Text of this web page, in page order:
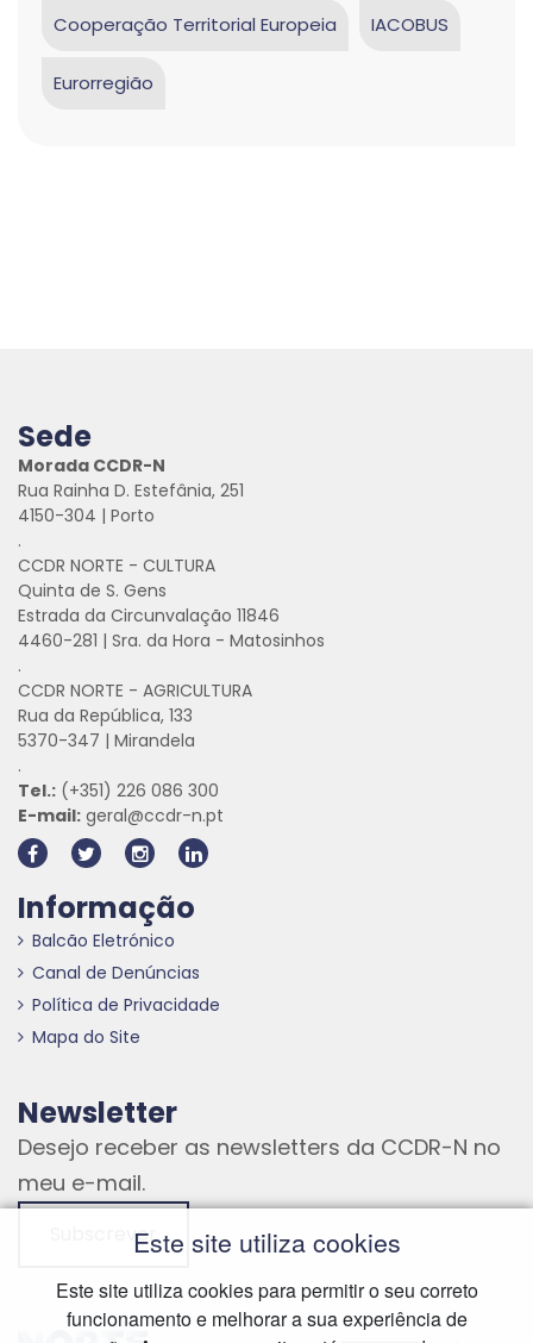
Cooperação Territorial Europeia IACOBUS
Eurorregião
Sede
Morada CCDR-N
Rua Rainha D. Estefânia, 251
4150-304 | Porto
.
CCDR NORTE - CULTURA
Quinta de S. Gens
Estrada da Circunvalação 11846
4460-281 | Sra. da Hora - Matosinhos
.
CCDR NORTE - AGRICULTURA
Rua da República, 133
5370-347 | Mirandela
.
Tel.: (+351) 226 086 300
E-mail: geral@ccdr-n.pt
Informação
Balcão Eletrónico
Canal de Denúncias
Política de Privacidade
Mapa do Site
Newsletter
Desejo receber as newsletters da CCDR-N no
meu e-mail.
SubscreverEste site utiliza cookies
Este site utiliza cookies para permitir o seu correto
funcionamento e melhorar a sua experiência de